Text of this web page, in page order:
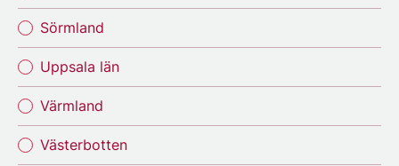
Sörmland
Uppsala län
Värmland
Västerbotten